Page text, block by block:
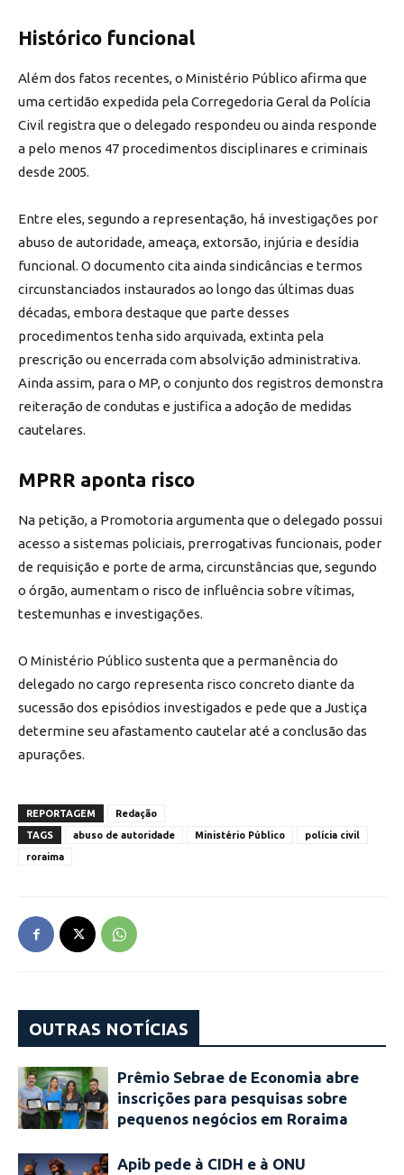
Histórico funcional
Além dos fatos recentes, o Ministério Público afirma que
uma certidão expedida pela Corregedoria Geral da Polícia
Civil registra que o delegado respondeu ou ainda responde
a pelo menos 47 procedimentos disciplinares e criminais
desde 2005.
Entre eles, segundo a representação, há investigações por
abuso de autoridade, ameaça, extorsão, injúria e desídia
funcional. O documento cita ainda sindicâncias e termos
circunstanciados instaurados ao longo das últimas duas
décadas, embora destaque que parte desses
procedimentos tenha sido arquivada, extinta pela
prescrição ou encerrada com absolvição administrativa.
Ainda assim, para o MP, o conjunto dos registros demonstra
reiteração de condutas e justifica a adoção de medidas
cautelares.
MPRR aponta risco
Na petição, a Promotoria argumenta que o delegado possui
acesso a sistemas policiais, prerrogativas funcionais, poder
de requisição e porte de arma, circunstâncias que, segundo
o órgão, aumentam o risco de influência sobre vítimas,
testemunhas e investigações.
O Ministério Público sustenta que a permanência do
delegado no cargo representa risco concreto diante da
sucessão dos episódios investigados e pede que a Justiça
determine seu afastamento cautelar até a conclusão das
apurações.
REPORTAGEM
Redação
TAGS
abuso de autoridade Ministério Público
polícia civil
roraima
OUTRAS NOTÍCIAS
Prêmio Sebrae de Economia abre
inscrições para pesquisas sobre
pequenos negócios em Roraima
Apib pede à CIDH e à ONU